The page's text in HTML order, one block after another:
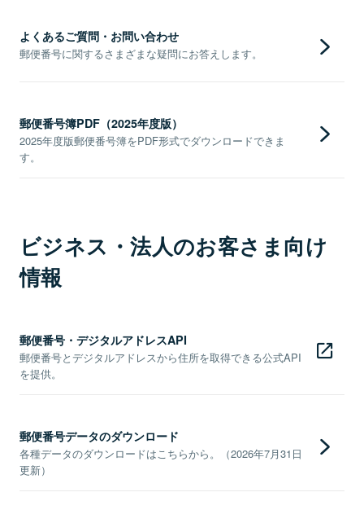
よくあるご質問・お問い合わせ
郵便番号に関するさまざまな疑問にお答えします。
郵便番号簿PDF（2025年度版）
2025年度版郵便番号簿をPDF形式でダウンロードできま
す。
ビジネス・法人のお客さま向け
情報
郵便番号・デジタルアドレスAPI
郵便番号とデジタルアドレスから住所を取得できる公式API
を提供。
郵便番号データのダウンロード
各種データのダウンロードはこちらから。（2026年7月31日
更新）